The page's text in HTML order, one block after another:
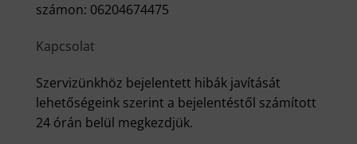
számon: 06204674475
Kapcsolat
Szervizünkhöz bejelentett hibák javítását
lehetőségeink szerint a bejelentéstől számított
24 órán belül megkezdjük.